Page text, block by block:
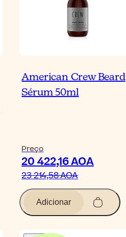
American Crew Beard
Sérum 50ml
Preço
20 422,16 AOA
23 214,58 AOA
Adicionar